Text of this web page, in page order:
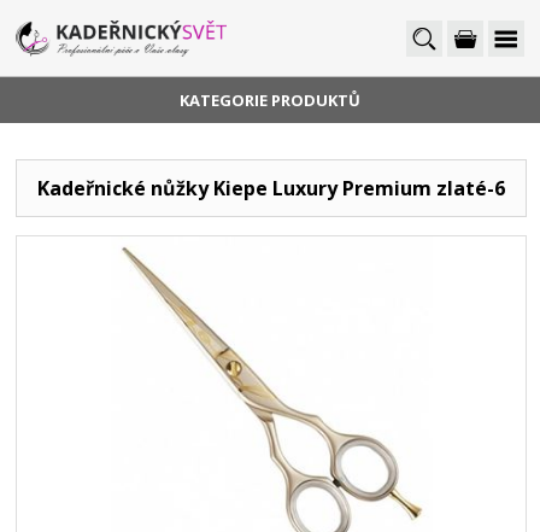
KATEGORIE PRODUKTŮ
Kadeřnické nůžky Kiepe Luxury Premium zlaté-6